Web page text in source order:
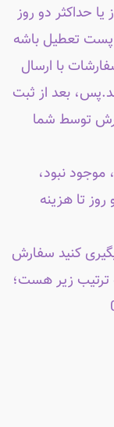
حداکثر دو روز
پست تعطیل باشه
با ارسال
بعد از ثبت
توسط شما
موجود نبود،
تا هزینه
کنید سفارش
ترتیب زیر هست؛